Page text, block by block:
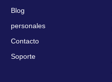
Blog
personales
Contacto
Soporte